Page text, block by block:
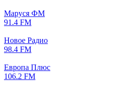
Маруся ФМ
91.4 FM
Новое Радио
98.4 FM
Европа Плюс
106.2 FM